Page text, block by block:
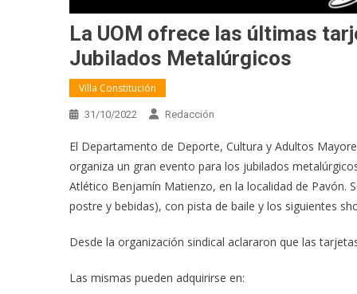
La UOM ofrece las últimas
Jubilados Metalúrgicos
Villa Constitución
31/10/2022 Redacción
El Departamento de Deporte, Cultura y Adultos
organiza un gran evento para los jubilados
Atlético Benjamín Matienzo, en la localidad de Pavón.
postre y bebidas), con pista de baile y los siguientes
Desde la organización sindical aclararon que las
Las mismas pueden adquirirse en: